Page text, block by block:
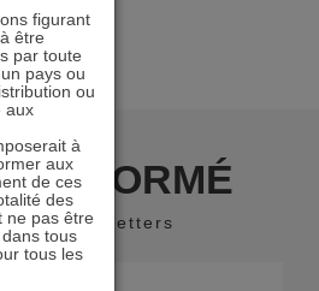
INFORMÉ
nos newsletters
figurant
être
par toute
pays ou
ou
aux
à
aux
de ces
des
ne pas être
tous
tous les